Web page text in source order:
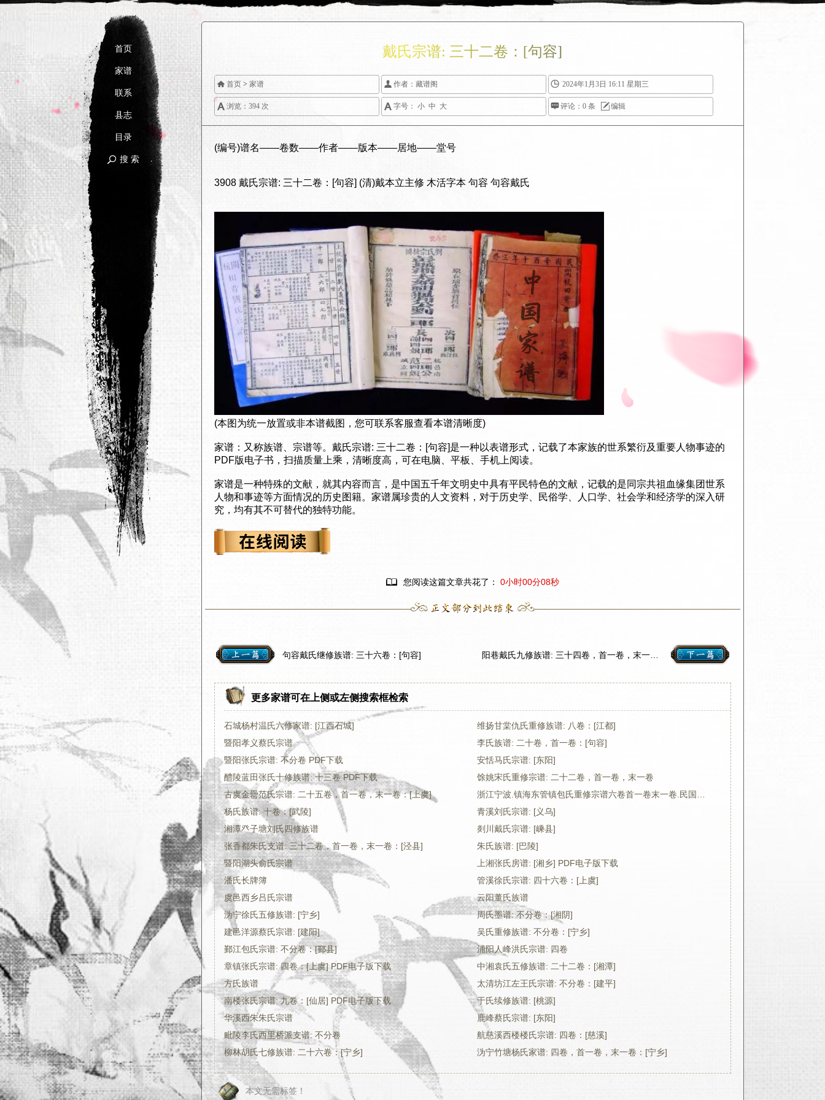
首页
家谱
联系
县志
目录
 搜 索
戴氏宗谱: 三十二卷：[句容]
 首页 > 家谱  作者： 藏谱阁  2024年1月3日 16:11 星期三
 浏览：394 次  字号： 小 中 大 评论：0 条 编辑
(编号)谱名——卷数——作者——版本——居地——堂号
3908 戴氏宗谱: 三十二卷：[句容] (清)戴本立主修 木活字本 句容 句容戴氏
(本图为统一放置或非本谱截图，您可联系客服查看本谱清晰度)
家谱：又称族谱、宗谱等。戴氏宗谱: 三十二卷：[句容]是一种以表谱形式，记载了本家族的世系繁衍及重要人物事迹的
PDF版电子书，扫描质量上乘，清晰度高，可在电脑、平板、手机上阅读。
家谱是一种特殊的文献，就其内容而言，是中国五千年文明史中具有平民特色的文献，记载的是同宗共祖血缘集团世系
人物和事迹等方面情况的历史图籍。家谱属珍贵的人文资料，对于历史学、民俗学、人口学、社会学和经济学的深入研
究，均有其不可替代的独特功能。
 您阅读这篇文章共花了： 0小时00分09秒
句容戴氏继修族谱: 三十六卷：[句容] 阳巷戴氏九修族谱: 三十四卷，首一卷，末一卷：[句容]
更多家谱可在上侧或左侧搜索框检索
石城杨村温氏六修家谱: [江西石城]
维扬甘棠仇氏重修族谱: 八卷：[江都]
暨阳孝义蔡氏宗谱
李氏族谱: 二十卷，首一卷：[句容]
暨阳张氏宗谱: 不分卷 PDF下载
安恬马氏宗谱: [东阳]
醴陵蓝田张氏十修族谱: 十三卷 PDF下载
馀姚宋氏重修宗谱: 二十二卷，首一卷，末一卷
古虞金罍范氏宗谱: 二十五卷，首一卷，末一卷：[上虞]
杨氏族谱: 十卷：[武陵]
青溪刘氏宗谱: [义乌]
湘潭癶子塘刘氏四修族谱
剡川戴氏宗谱: [嵊县]
张香都朱氏支谱: 三十二卷，首一卷，末一卷：[泾县]
朱氏族谱: [巴陵]
暨阳湖头俞氏宗谱
上湘张氏房谱: [湘乡] PDF电子版下载
潘氏长牌簿
管溪徐氏宗谱: 四十六卷：[上虞]
虞邑西乡吕氏宗谱
云阳董氏族谱
沩宁徐氏五修族谱: [宁乡]
周氏墨谱: 不分卷：[湘阴]
建邑洋源蔡氏宗谱: [建阳]
吴氏重修族谱: 不分卷：[宁乡]
鄞江包氏宗谱: 不分卷：[鄞县]
浦阳人峰洪氏宗谱: 四卷
章镇张氏宗谱: 四卷：[上虞] PDF电子版下载
中湘袁氏五修族谱: 二十二卷：[湘潭]
方氏族谱
太清坊江左王氏宗谱: 不分卷：[建平]
南楼张氏宗谱: 九卷：[仙居] PDF电子版下载
于氏续修族谱: [桃源]
华溪西朱朱氏宗谱
鹿峰蔡氏宗谱: [东阳]
毗陵李氏西里桥派支谱: 不分卷
航慈溪西楼楼氏宗谱: 四卷：[慈溪]
柳林胡氏七修族谱: 二十六卷：[宁乡]
沩宁竹塘杨氏家谱: 四卷，首一卷，末一卷：[宁乡]
本文无需标签！